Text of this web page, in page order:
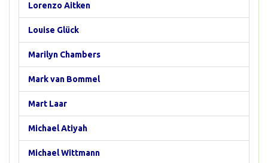
Lorenzo Aitken
Louise Glück
Marilyn Chambers
Mark van Bommel
Mart Laar
Michael Atiyah
Michael Wittmann